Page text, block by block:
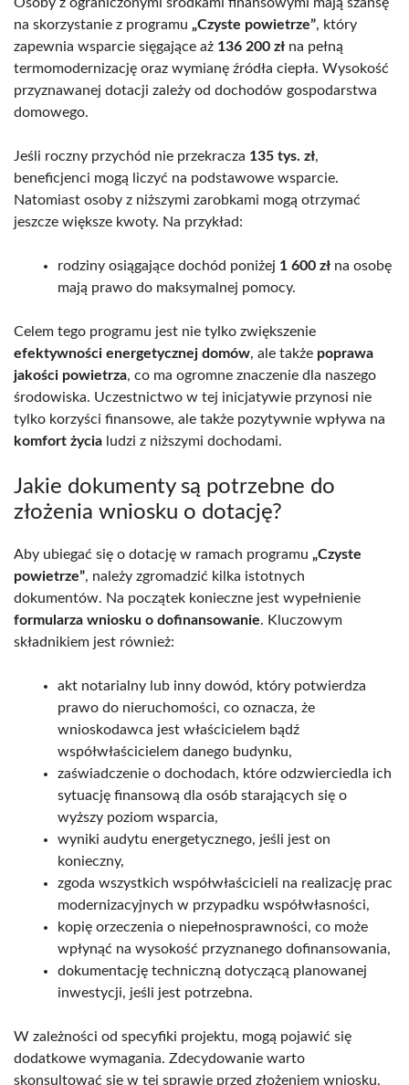
na skorzystanie z programu „Czyste powietrze”, który
zapewnia wsparcie sięgające aż 136 200 zł na pełną
termomodernizację oraz wymianę źródła ciepła. Wysokość
przyznawanej dotacji zależy od dochodów gospodarstwa
domowego.
Jeśli roczny przychód nie przekracza 135 tys. zł,
beneficjenci mogą liczyć na podstawowe wsparcie.
Natomiast osoby z niższymi zarobkami mogą otrzymać
jeszcze większe kwoty. Na przykład:
rodziny osiągające dochód poniżej 1 600 zł na osobę
mają prawo do maksymalnej pomocy.
Celem tego programu jest nie tylko zwiększenie
efektywności energetycznej domów, ale także poprawa
jakości powietrza, co ma ogromne znaczenie dla naszego
środowiska. Uczestnictwo w tej inicjatywie przynosi nie
tylko korzyści finansowe, ale także pozytywnie wpływa na
komfort życia ludzi z niższymi dochodami.
Jakie dokumenty są potrzebne do
złożenia wniosku o dotację?
Aby ubiegać się o dotację w ramach programu „Czyste
powietrze”, należy zgromadzić kilka istotnych
dokumentów. Na początek konieczne jest wypełnienie
formularza wniosku o dofinansowanie. Kluczowym
składnikiem jest również:
akt notarialny lub inny dowód, który potwierdza
prawo do nieruchomości, co oznacza, że
wnioskodawca jest właścicielem bądź
współwłaścicielem danego budynku,
zaświadczenie o dochodach, które odzwierciedla ich
sytuację finansową dla osób starających się o
wyższy poziom wsparcia,
wyniki audytu energetycznego, jeśli jest on
konieczny,
zgoda wszystkich współwłaścicieli na realizację prac
modernizacyjnych w przypadku współwłasności,
kopię orzeczenia o niepełnosprawności, co może
wpłynąć na wysokość przyznanego dofinansowania,
dokumentację techniczną dotyczącą planowanej
inwestycji, jeśli jest potrzebna.
W zależności od specyfiki projektu, mogą pojawić się
dodatkowe wymagania. Zdecydowanie warto
skonsultować się w tej sprawie przed złożeniem wniosku,